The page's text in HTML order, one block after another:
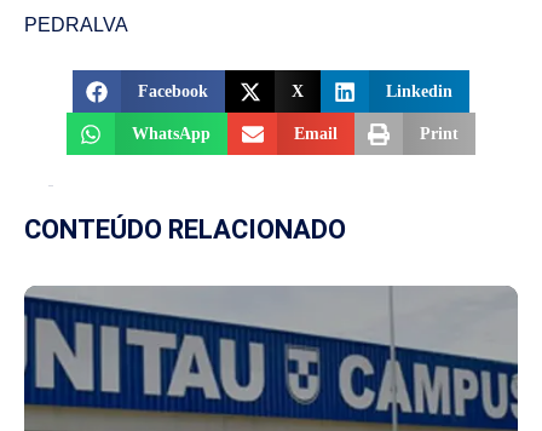
PEDRALVA
Facebook X Linkedin
WhatsApp Email Print
CONTEÚDO RELACIONADO